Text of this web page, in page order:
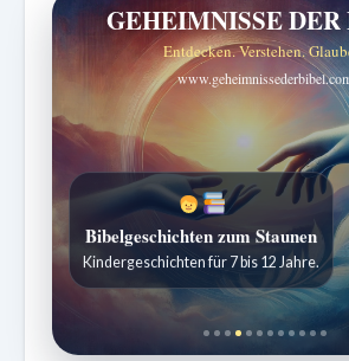
GEHEIMNISSE
Entdecken. Verstehen.
Bibelgeschichten zum Staunen
Kindergeschichten für 7 bis 12 Jahre.